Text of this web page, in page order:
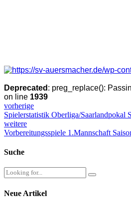
Deprecated : preg_replace():
on line 1939
vorherige
Spielerstatistik Oberliga/Saarlandpokal
weitere
Vorbereitungsspiele 1.Mannschaft
Suche
Neue Artikel